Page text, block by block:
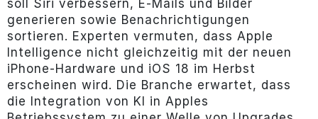
soll Siri verbessern, E-Mails und Bilder
generieren sowie Benachrichtigungen
sortieren. Experten vermuten, dass Apple
Intelligence nicht gleichzeitig mit der neuen
iPhone-Hardware und iOS 18 im Herbst
erscheinen wird. Die Branche erwartet, dass
die Integration von KI in Apples